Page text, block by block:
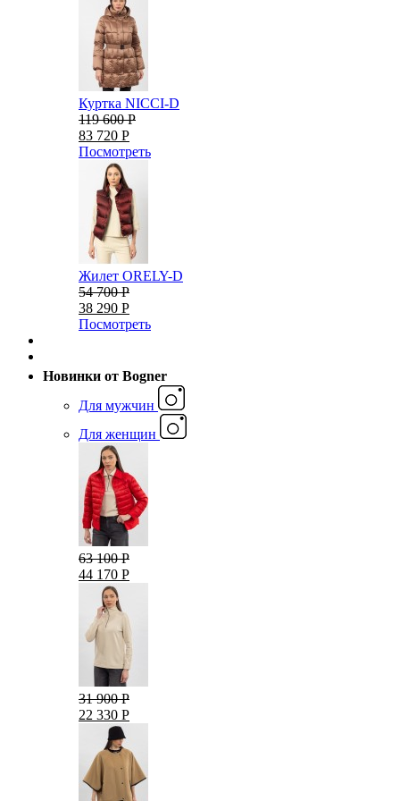
Куртка NICCI-D
119 600 Р
83 720 Р
Посмотреть
Жилет ORELY-D
54 700 Р
38 290 Р
Посмотреть
Новинки от Bogner
Для мужчин
Для женщин
63 100 Р
44 170 Р
31 900 Р
22 330 Р